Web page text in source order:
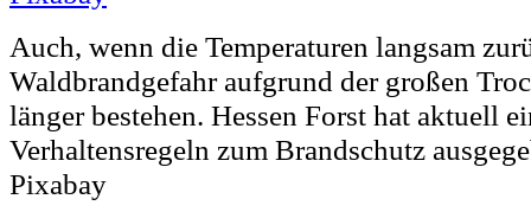
Auch, wenn die Temperaturen langsam
Waldbrandgefahr aufgrund der großen
länger bestehen. Hessen Forst hat aktuell
Verhaltensregeln zum Brandschutz
Pixabay